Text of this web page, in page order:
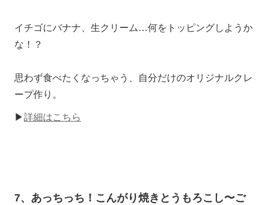
イチゴにバナナ、生クリーム…何をトッピングしようか
な！？
思わず食べたくなっちゃう、自分だけのオリジナルクレ
ープ作り。
▶詳細はこちら
7、あっちっち！こんがり焼きとうもろこし〜ご